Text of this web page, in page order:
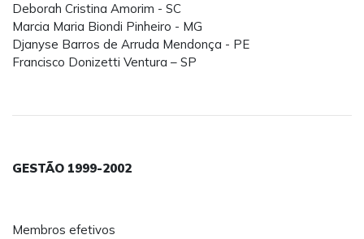
Deborah Cristina Amorim - SC
Marcia Maria Biondi Pinheiro - MG
Djanyse Barros de Arruda Mendonça - PE
Francisco Donizetti Ventura – SP
GESTÃO 1999-2002
Membros efetivos